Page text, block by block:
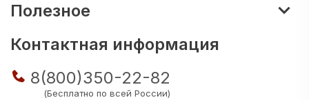
Полезное
Контактная информация
8(800)350-22-82
(Бесплатно по всей России)